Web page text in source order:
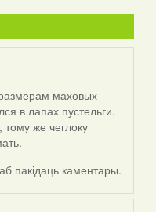
маховых
в лапах пустельги.
же чеглоку
пакідаць каментары.